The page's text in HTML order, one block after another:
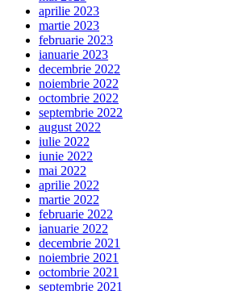
aprilie 2023
martie 2023
februarie 2023
ianuarie 2023
decembrie 2022
noiembrie 2022
octombrie 2022
septembrie 2022
august 2022
iulie 2022
iunie 2022
mai 2022
aprilie 2022
martie 2022
februarie 2022
ianuarie 2022
decembrie 2021
noiembrie 2021
octombrie 2021
septembrie 2021